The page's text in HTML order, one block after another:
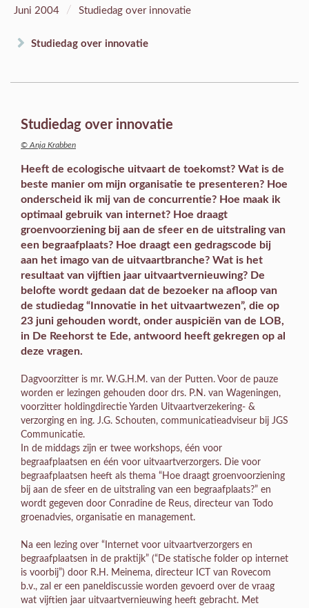
Juni 2004 / Studiedag over innovatie
Studiedag over innovatie
Studiedag over innovatie
© Anja Krabben
Heeft de ecologische uitvaart de toekomst? Wat is de
beste manier om mijn organisatie te presenteren? Hoe
onderscheid ik mij van de concurrentie? Hoe maak ik
optimaal gebruik van internet? Hoe draagt
groenvoorziening bij aan de sfeer en de uitstraling van
een begraafplaats? Hoe draagt een gedragscode bij
aan het imago van de uitvaartbranche? Wat is het
resultaat van vijftien jaar uitvaartvernieuwing? De
belofte wordt gedaan dat de bezoeker na afloop van
de studiedag “Innovatie in het uitvaartwezen”, die op
23 juni gehouden wordt, onder auspiciën van de LOB,
in De Reehorst te Ede, antwoord heeft gekregen op al
deze vragen.
Dagvoorzitter is mr. W.G.H.M. van der Putten. Voor de pauze
worden er lezingen gehouden door drs. P.N. van Wageningen,
voorzitter holdingdirectie Yarden Uitvaartverzekering- &
verzorging en ing. J.G. Schouten, communicatieadviseur bij JGS
Communicatie.
In de middags zijn er twee workshops, één voor
begraafplaatsen en één voor uitvaartverzorgers. Die voor
begraafplaatsen heeft als thema “Hoe draagt groenvoorziening
bij aan de sfeer en de uitstraling van een begraafplaats?” en
wordt gegeven door Conradine de Reus, directeur van Todo
groenadvies, organisatie en management.
Na een lezing over “Internet voor uitvaartverzorgers en
begraafplaatsen in de praktijk” (“De statische folder op internet
is voorbij”) door R.H. Meinema, directeur ICT van Rovecom
b.v., zal er een paneldiscussie worden gevoerd over de vraag
wat vijftien jaar uitvaartvernieuwing heeft gebracht. Met